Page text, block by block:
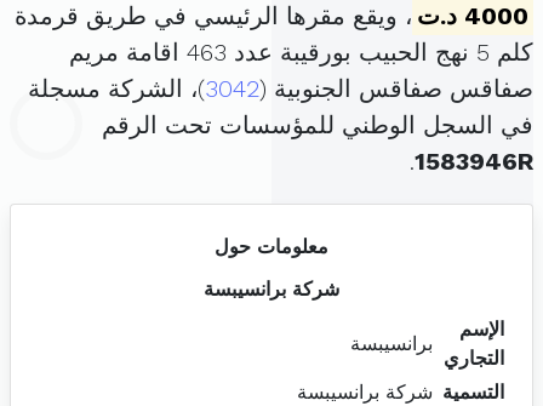
4000 د.ت
، ويقع مقرها الرئيسي في طريق قرمدة
كلم 5 نهج الحبيب بورقيبة عدد 463 اقامة مريم
صفاقس صفاقس الجنوبية (3042)، الشركة مسجلة
في السجل الوطني للمؤسسات تحت الرقم
1583946R
.
معلومات حول
شركة برانسيبسة
الإسم
التجاري
برانسيبسة
التسمية شركة برانسيبسة